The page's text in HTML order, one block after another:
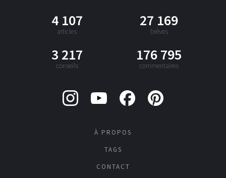
4 107
articles
27 169
brèves
3 217
conseils
176 795
commentaires
À PROPOS
TAGS
CONTACT